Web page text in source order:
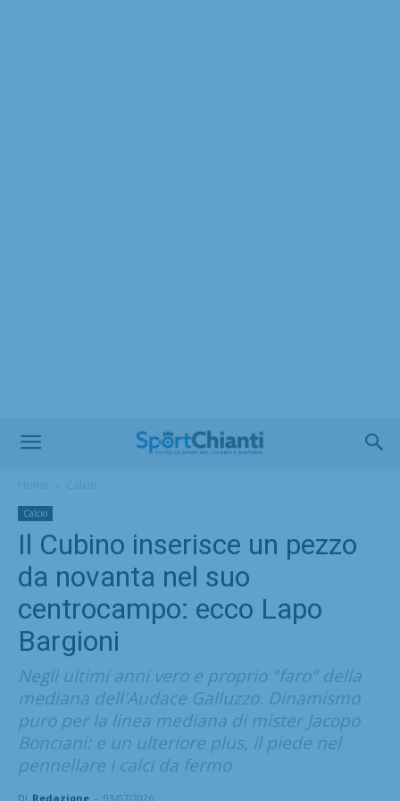
Calcio
Il Cubino inserisce un pezzo
da novanta nel suo
centrocampo: ecco Lapo
Bargioni
Negli ultimi anni vero e proprio "faro" della
mediana dell'Audace Galluzzo. Dinamismo
puro per la linea mediana di mister Jacopo
Bonciani: e un ulteriore plus, il piede nel
pennellare i calci da fermo
Di Redazione - 03/07/2026